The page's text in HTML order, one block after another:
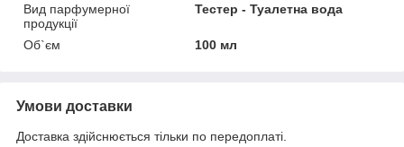
Вид парфумерної
продукції
Тестер - Туалетна вода
Об`єм 100 мл
Умови доставки
Доставка здійснюється тільки по передоплаті.